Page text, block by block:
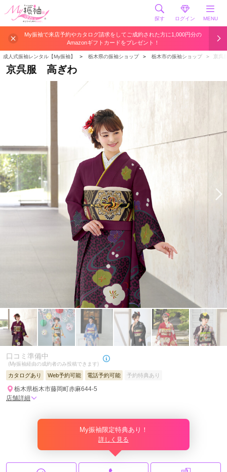
探す ログイン MENU
My振袖で来店予約やカタログ請求をしてご成約された方に1,000円分の
Amazonギフトカードをプレゼント！
成人式振袖レンタル【My振袖】 ＞ 栃木県の振袖ショップ ＞ 栃木市の振袖ショップ ＞ 京呉
京呉服 高ぎわ
口コミ準備中
(My振袖経由の成約者のみ投稿できます)
カタログあり Web予約可能 電話予約可能 予約特典あり
栃木県栃木市藤岡町赤麻644-5
店舗詳細
My振袖限定特典あり！
詳しく見る